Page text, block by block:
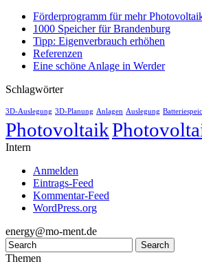
Förderprogramm für mehr
1000 Speicher für Brandenburg
Tipp: Eigenverbrauch erhöhen
Referenzen
Eine schöne Anlage in Werder
Schlagwörter
3D-Auslegung 3D-Planung Anlagen Auslegung
Photovoltaik
Intern
Anmelden
Eintrags-Feed
Kommentar-Feed
WordPress.org
energy@mo-ment.de
Themen